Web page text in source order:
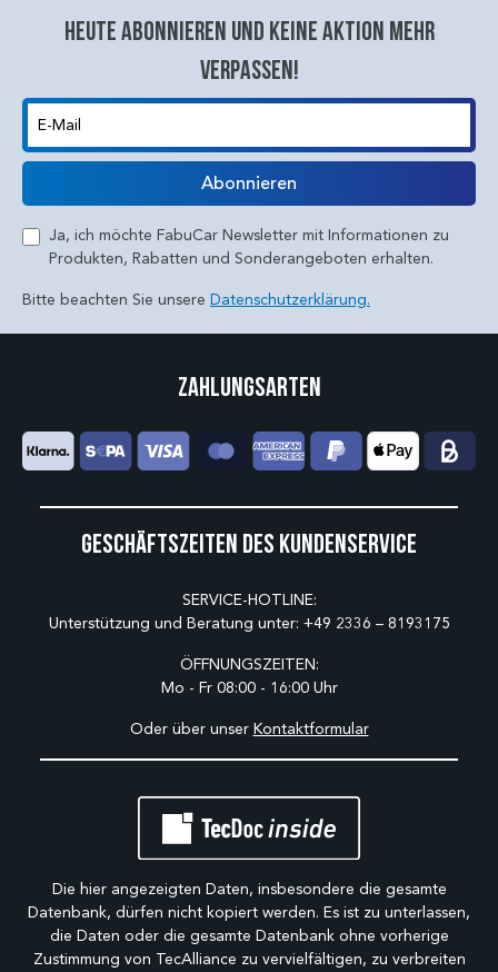
Heute abonnieren und keine aktion mehr
verpassen!
E-Mail
Abonnieren
Ja, ich möchte FabuCar Newsletter mit Informationen zu
Produkten, Rabatten und Sonderangeboten erhalten.
Bitte beachten Sie unsere Datenschutzerklärung.
Geschäftszeiten des Kundenservice
SERVICE-HOTLINE:
Unterstützung und Beratung unter: +49 2336 – 8193175
ÖFFNUNGSZEITEN:
Mo - Fr 08:00 - 16:00 Uhr
Oder über unser Kontaktformular
Zahlungsarten
Die hier angezeigten Daten, insbesondere die gesamte
Datenbank, dürfen nicht kopiert werden. Es ist zu unterlassen,
die Daten oder die gesamte Datenbank ohne vorherige
Zustimmung von TecAlliance zu vervielfältigen, zu verbreiten